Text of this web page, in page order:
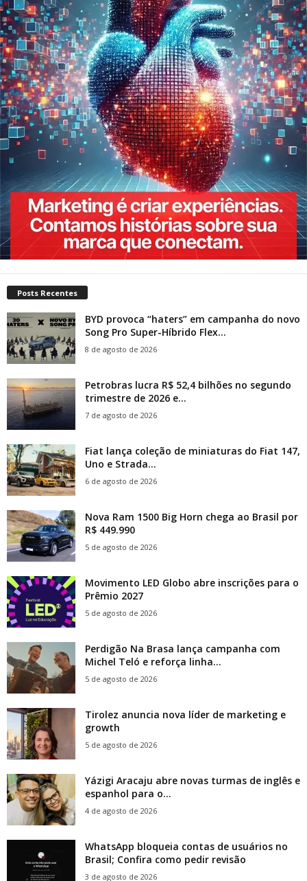
Posts Recentes
BYD provoca “haters” em campanha do novo
Song Pro Super-Híbrido Flex...
8 de agosto de 2026
Petrobras lucra R$ 52,4 bilhões no segundo
trimestre de 2026 e...
7 de agosto de 2026
Fiat lança coleção de miniaturas do Fiat 147,
Uno e Strada...
6 de agosto de 2026
Nova Ram 1500 Big Horn chega ao Brasil por
R$ 449.990
5 de agosto de 2026
Movimento LED Globo abre inscrições para o
Prêmio 2027
5 de agosto de 2026
Perdigão Na Brasa lança campanha com
Michel Teló e reforça linha...
5 de agosto de 2026
Tirolez anuncia nova líder de marketing e
growth
5 de agosto de 2026
Yázigi Aracaju abre novas turmas de inglês e
espanhol para o...
4 de agosto de 2026
WhatsApp bloqueia contas de usuários no
Brasil; Confira como pedir revisão
3 de agosto de 2026